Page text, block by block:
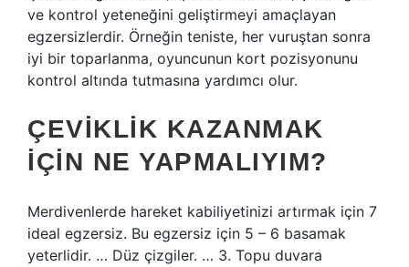
ve kontrol yeteneğini geliştirmeyi amaçlayan
egzersizlerdir. Örneğin teniste, her vuruştan sonra
iyi bir toparlanma, oyuncunun kort pozisyonunu
kontrol altında tutmasına yardımcı olur.
ÇEVIKLIK KAZANMAK
IÇIN NE YAPMALIYIM?
Merdivenlerde hareket kabiliyetinizi artırmak için 7
ideal egzersiz. Bu egzersiz için 5 – 6 basamak
yeterlidir. … Düz çizgiler. … 3. Topu duvara